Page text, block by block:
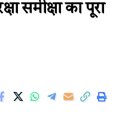
समीक्षा का पूरा